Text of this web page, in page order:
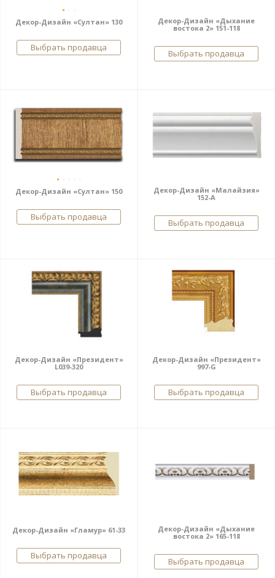
Декор-Дизайн «Султан» 130
Выбрать продавца
Декор-Дизайн «Дыхание
востока 2» 151-118
Выбрать продавца
Декор-Дизайн «Султан» 150
Выбрать продавца
Декор-Дизайн «Малайзия»
152-А
Выбрать продавца
Декор-Дизайн «Президент»
L039-320
Выбрать продавца
Декор-Дизайн «Президент»
997-G
Выбрать продавца
Декор-Дизайн «Гламур» 61-33
Выбрать продавца
Декор-Дизайн «Дыхание
востока 2» 165-118
Выбрать продавца